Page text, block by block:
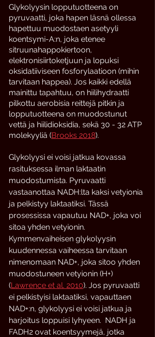
Glykolyysin lopputuotteena on
pyruvaatti, joka hapen läsnä ollessa
hapettuu muodostaen asetyyli
koentsymi-A:n, joka etenee
sitruunahappokiertoon,
elektronisiirtoketjuun ja lopuksi
oksidatiiviseen fosforylaatioon (mihin
tarvitaan happea). Jos kaikki edellä
mainittu tapahtuu, on hiilihydraatti
pilkottu aerobisia reittejä pitkin ja
lopputuotteena on muodostunut
vettä ja hiilidioksidia, sekä 30 - 32 ATP
molekyyliä (Brooks 2018).
Glykolyysi ei voisi jatkua kovassa
rasituksessa ilman laktaatin
muodostumista. Pyruvaatti
vastaanottaa NADH:lta kaksi vetyionia
ja pelkistyy laktaatiksi. Tässä
prosessissa vapautuu NAD+, joka voi
sitoa yhden vetyionin.
Kymmenvaiheisen glykolyysin
kuudennessa vaiheessa tarvitaan
nimenomaan NAD+, joka sitoo yhden
muodostuneen vetyionin (H+)
(Lawrence et al. 2010). Jos pyruvaatti
ei pelkistyisi laktaatiksi, vapauttaen
NAD+:n, glykolyysi ei voisi jatkua ja
harjoitus loppuisi lyhyeen.  NADH ja
FADH2 ovat koentsyymejä, jotka